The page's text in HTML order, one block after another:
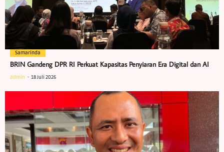
Samarinda
BRIN Gandeng DPR RI Perkuat Kapasitas Penyiaran Era Digital dan AI
admin 18 Juli 2026